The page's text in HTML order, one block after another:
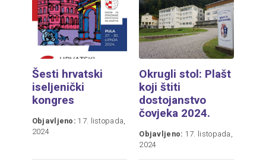
Šesti hrvatski
iseljenički
kongres
Objavljeno: 17. listopada,
2024
Okrugli stol: Plašt
koji štiti
dostojanstvo
čovjeka 2024.
Objavljeno: 17. listopada,
2024